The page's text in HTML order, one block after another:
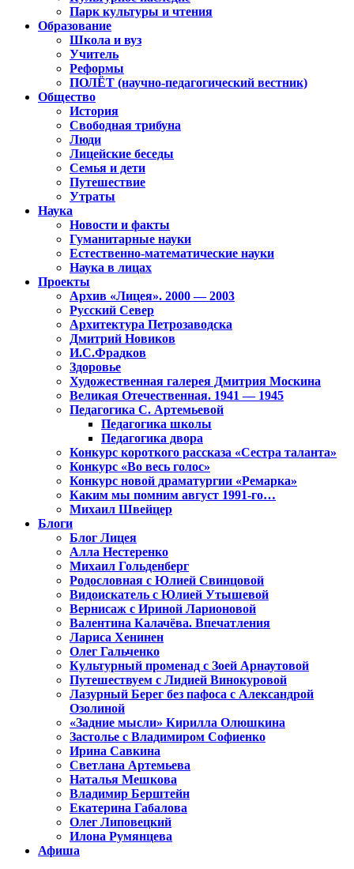
Парк культуры и чтения
Образование
Школа и вуз
Учитель
Реформы
ПОЛЁТ (научно-педагогический вестник)
Общество
История
Свободная трибуна
Люди
Лицейские беседы
Семья и дети
Путешествие
Утраты
Наука
Новости и факты
Гуманитарные науки
Естественно-математические науки
Наука в лицах
Проекты
Архив «Лицея». 2000 — 2003
Русский Север
Архитектура Петрозаводска
Дмитрий Новиков
И.С.Фрадков
Здоровье
Художественная галерея Дмитрия Москина
Великая Отечественная. 1941 — 1945
Педагогика С. Артемьевой
Педагогика школы
Педагогика двора
Конкурс короткого рассказа «Сестра таланта»
Конкурс «Во весь голос»
Конкурс новой драматургии «Ремарка»
Каким мы помним август 1991-го…
Михаил Швейцер
Блоги
Блог Лицея
Алла Нестеренко
Михаил Гольденберг
Родословная с Юлией Свинцовой
Видоискатель с Юлией Утышевой
Вернисаж с Ириной Ларионовой
Валентина Калачёва. Впечатления
Лариса Хенинен
Олег Гальченко
Культурный променад с Зоей Арнаутовой
Путешествуем с Лидией Винокуровой
Лазурный Берег без пафоса с Александрой
Озолиной
«Задние мысли» Кирилла Олюшкина
Застолье с Владимиром Софиенко
Ирина Савкина
Светлана Артемьева
Наталья Мешкова
Владимир Берштейн
Екатерина Габалова
Олег Липовецкий
Илона Румянцева
Афиша